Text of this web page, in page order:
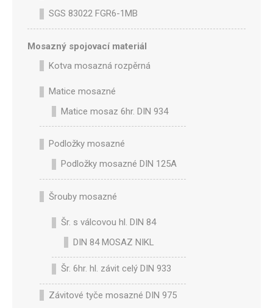
SGS 83022 FGR6-1MB
Mosazný spojovací materiál
Kotva mosazná rozpěrná
Matice mosazné
Matice mosaz 6hr. DIN 934
Podložky mosazné
Podložky mosazné DIN 125A
Šrouby mosazné
Šr. s válcovou hl. DIN 84
DIN 84 MOSAZ NIKL
Šr. 6hr. hl. závit celý DIN 933
Závitové tyče mosazné DIN 975